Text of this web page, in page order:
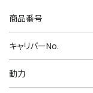
商品番号
キャリバーNo.
動力